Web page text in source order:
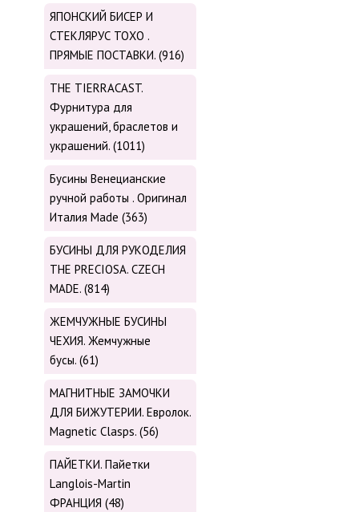
ЯПОНСКИЙ БИСЕР И
СТЕКЛЯРУС TOХО .
ПРЯМЫЕ ПОСТАВКИ. (916)
THE TIERRACAST.
Фурнитура для
украшений, браслетов и
украшений. (1011)
Бусины Венецианские
ручной работы . Оригинал
Италия Made (363)
БУСИНЫ ДЛЯ РУКОДЕЛИЯ
THE PRECIOSA. CZECH
MADE. (814)
ЖЕМЧУЖНЫЕ БУСИНЫ
ЧЕХИЯ. Жемчужные
бусы. (61)
МАГНИТНЫЕ ЗАМОЧКИ
ДЛЯ БИЖУТЕРИИ. Евролок.
Magnetic Сlasps. (56)
ПАЙЕТКИ. Пайетки
Langlois-Martin
ФРАНЦИЯ (48)